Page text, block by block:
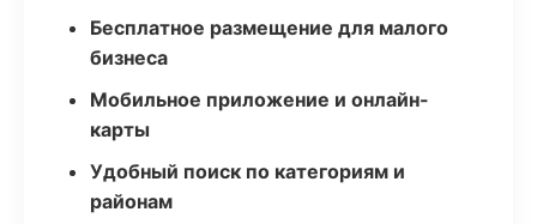
Бесплатное размещение для малого
бизнеса
Мобильное приложение и онлайн-
карты
Удобный поиск по категориям и
районам